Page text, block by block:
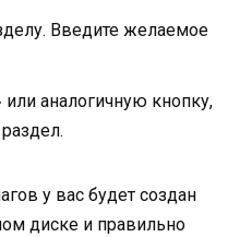
Введите желаемое
аналогичную кнопку,
у вас будет создан
диске и правильно